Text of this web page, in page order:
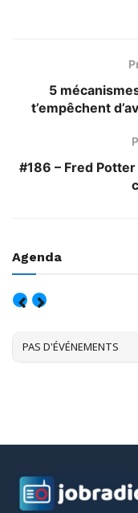
5
t’empêchent
#186 – Fred
Agenda
PAS D'ÉVÉNEMENTS